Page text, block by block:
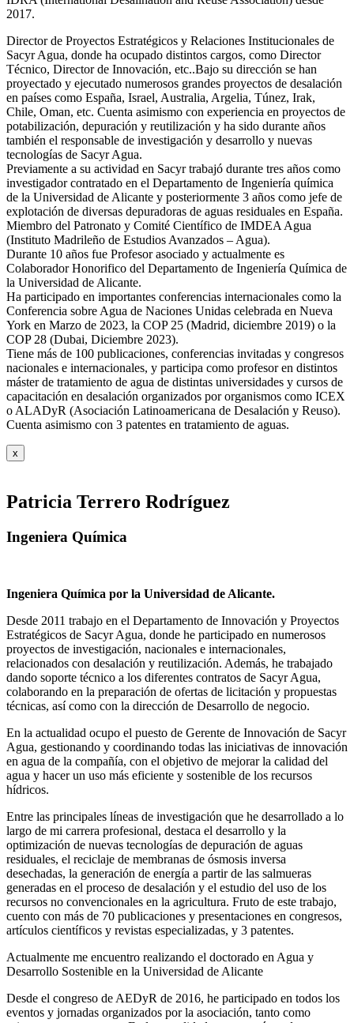
2017.
Director de Proyectos Estratégicos y Relaciones Institucionales de
Sacyr Agua, donde ha ocupado distintos cargos, como Director
Técnico, Director de Innovación, etc..Bajo su dirección se han
proyectado y ejecutado numerosos grandes proyectos de desalación
en países como España, Israel, Australia, Argelia, Túnez, Irak,
Chile, Oman, etc. Cuenta asimismo con experiencia en proyectos de
potabilización, depuración y reutilización y ha sido durante años
también el responsable de investigación y desarrollo y nuevas
tecnologías de Sacyr Agua.
Previamente a su actividad en Sacyr trabajó durante tres años como
investigador contratado en el Departamento de Ingeniería química
de la Universidad de Alicante y posteriormente 3 años como jefe de
explotación de diversas depuradoras de aguas residuales en España.
Miembro del Patronato y Comité Científico de IMDEA Agua
(Instituto Madrileño de Estudios Avanzados – Agua).
Durante 10 años fue Profesor asociado y actualmente es
Colaborador Honorifico del Departamento de Ingeniería Química de
la Universidad de Alicante.
Ha participado en importantes conferencias internacionales como la
Conferencia sobre Agua de Naciones Unidas celebrada en Nueva
York en Marzo de 2023, la COP 25 (Madrid, diciembre 2019) o la
COP 28 (Dubai, Diciembre 2023).
Tiene más de 100 publicaciones, conferencias invitadas y congresos
nacionales e internacionales, y participa como profesor en distintos
máster de tratamiento de agua de distintas universidades y cursos de
capacitación en desalación organizados por organismos como ICEX
o ALADyR (Asociación Latinoamericana de Desalación y Reuso).
Cuenta asimismo con 3 patentes en tratamiento de aguas.
x
Patricia Terrero Rodríguez
Ingeniera Química
Ingeniera Química por la Universidad de Alicante.
Desde 2011 trabajo en el Departamento de Innovación y Proyectos
Estratégicos de Sacyr Agua, donde he participado en numerosos
proyectos de investigación, nacionales e internacionales,
relacionados con desalación y reutilización. Además, he trabajado
dando soporte técnico a los diferentes contratos de Sacyr Agua,
colaborando en la preparación de ofertas de licitación y propuestas
técnicas, así como con la dirección de Desarrollo de negocio.
En la actualidad ocupo el puesto de Gerente de Innovación de Sacyr
Agua, gestionando y coordinando todas las iniciativas de innovación
en agua de la compañía, con el objetivo de mejorar la calidad del
agua y hacer un uso más eficiente y sostenible de los recursos
hídricos.
Entre las principales líneas de investigación que he desarrollado a lo
largo de mi carrera profesional, destaca el desarrollo y la
optimización de nuevas tecnologías de depuración de aguas
residuales, el reciclaje de membranas de ósmosis inversa
desechadas, la generación de energía a partir de las salmueras
generadas en el proceso de desalación y el estudio del uso de los
recursos no convencionales en la agricultura. Fruto de este trabajo,
cuento con más de 70 publicaciones y presentaciones en congresos,
artículos científicos y revistas especializadas, y 3 patentes.
Actualmente me encuentro realizando el doctorado en Agua y
Desarrollo Sostenible en la Universidad de Alicante
Desde el congreso de AEDyR de 2016, he participado en todos los
eventos y jornadas organizados por la asociación, tanto como